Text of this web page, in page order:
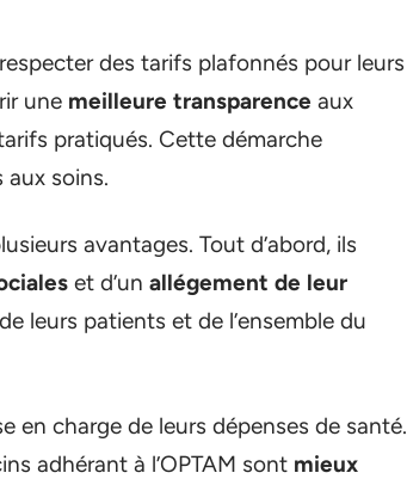
des tarifs plafonnés pour leurs
une meilleure transparence aux
pratiqués. Cette démarche
aux soins.
avantages. Tout d’abord, ils
et d’un allégement de leur
leurs patients et de l’ensemble du
en charge de leurs dépenses de santé.
adhérant à l’OPTAM sont mieux